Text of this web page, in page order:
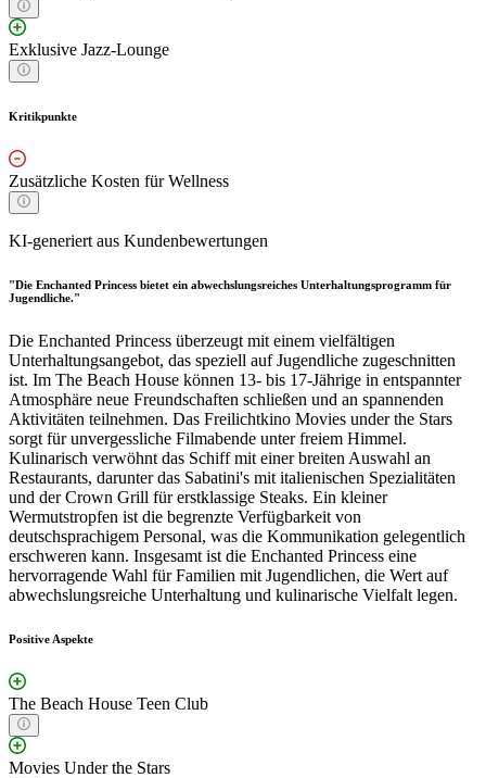
Exklusive Jazz-Lounge
Kritikpunkte
Zusätzliche Kosten für Wellness
KI-generiert aus Kundenbewertungen
"Die Enchanted Princess bietet ein abwechslungsreiches Unterhaltungsprogramm für
Jugendliche."
Die Enchanted Princess überzeugt mit einem vielfältigen
Unterhaltungsangebot, das speziell auf Jugendliche zugeschnitten
ist. Im The Beach House können 13- bis 17-Jährige in entspannter
Atmosphäre neue Freundschaften schließen und an spannenden
Aktivitäten teilnehmen. Das Freilichtkino Movies under the Stars
sorgt für unvergessliche Filmabende unter freiem Himmel.
Kulinarisch verwöhnt das Schiff mit einer breiten Auswahl an
Restaurants, darunter das Sabatini's mit italienischen Spezialitäten
und der Crown Grill für erstklassige Steaks. Ein kleiner
Wermutstropfen ist die begrenzte Verfügbarkeit von
deutschsprachigem Personal, was die Kommunikation gelegentlich
erschweren kann. Insgesamt ist die Enchanted Princess eine
hervorragende Wahl für Familien mit Jugendlichen, die Wert auf
abwechslungsreiche Unterhaltung und kulinarische Vielfalt legen.
Positive Aspekte
The Beach House Teen Club
Movies Under the Stars